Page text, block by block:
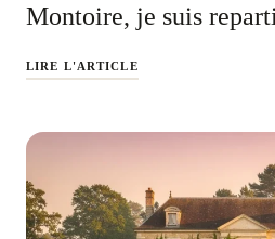
Montoire, je suis
LIRE L'ARTICLE